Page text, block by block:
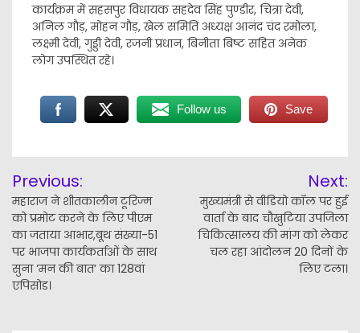
कार्यक्रम में सहसपुर विधायक सहदेव सिंह पुण्डीर, चित्रा देवी,
अनिल गौड़, मोहन गौड़, खेल समिति अध्यक्ष आनंद चंद रमोला,
लक्ष्मी देवी, गुड्डी देवी, रजनी प्रधान, बिनीता बिष्ट सहित अनेक
लोग उपस्थित रहे।
Follow us Save
navigation
Previous:
महाराज ने शीतकालीन टूरिज्म
को प्रमोट करने के लिए पीएम
का जताया आभार,बूथ संख्या-51
पर भाजपा कार्यकर्ताओं के साथ
सुना ‘मन की बात’ का 128वां
एपिसोड।
Next:
मुख्यमंत्री से वीडियो कॉल पर हुई
वार्ता के बाद चौखुटिया उपजिला
चिकित्सालय की मांग को लेकर
चल रहा आंदोलन 20 दिनों के
लिए टला।